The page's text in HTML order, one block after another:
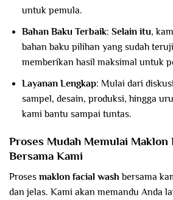
untuk pemula.
Bahan Baku Terbaik: Selain itu,
bahan baku pilihan yang sudah
memberikan hasil maksimal untuk
Layanan Lengkap: Mulai dari
sampel, desain, produksi, hingga
kami bantu sampai tuntas.
Proses Mudah Memulai Maklon
Bersama Kami
Proses maklon facial wash bersama
dan jelas. Kami akan memandu Anda